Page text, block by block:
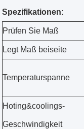
Spezifikationen:
Prüfen Sie Maß
Legt Maß beiseite
Temperaturspanne
Hoting&coolings-
Geschwindigkeit